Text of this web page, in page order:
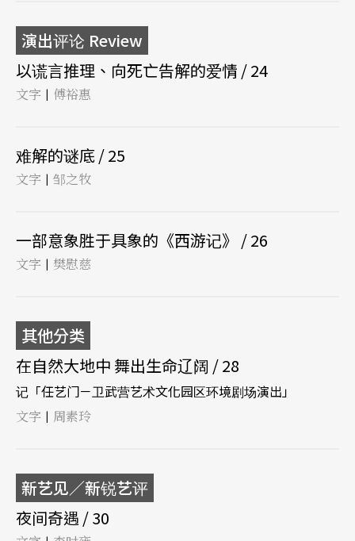
演出评论 Review
以谎言推理、向死亡告解的爱情 / 24
文字 | 傅裕惠
难解的谜底 / 25
文字 | 邹之牧
一部意象胜于具象的《西游记》 / 26
文字 | 樊慰慈
其他分类
在自然大地中 舞出生命辽阔 / 28
记「任艺门－卫武营艺术文化园区环境剧场演出」
文字 | 周素玲
新艺见／新锐艺评
夜间奇遇 / 30